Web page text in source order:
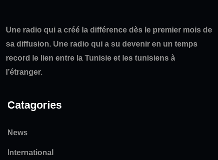
Une radio qui a créé la différence dès le premier mois de
sa diffusion. Une radio qui a su devenir en un temps
record le lien entre la Tunisie et les tunisiens à
l’étranger.
Catagories
News
International